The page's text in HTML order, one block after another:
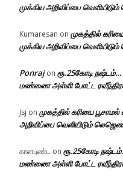
முக்கிய அறிவிப்பை
Kumaresan on முகத்தில்
முக்கிய அறிவிப்பை
Ponrajon ரூ.25கோடி
மண்ணை அள்ளி போட்ட
Jsj on முகத்தில் கரியை
அறிவிப்பை வெளியிடும்
கானபுண்ட on ரூ.25கோடி
மண்ணை அள்ளி போட்ட